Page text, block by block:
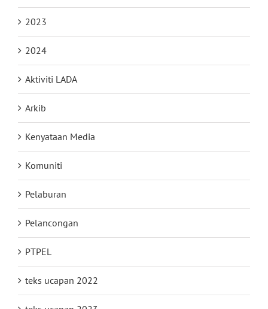
2023
2024
Aktiviti LADA
Arkib
Kenyataan Media
Komuniti
Pelaburan
Pelancongan
PTPEL
teks ucapan 2022